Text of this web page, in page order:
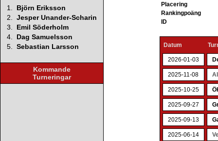
1.
Björn Eriksson
2. Jesper Unander-Scharin
3.
Emil Söderholm
4.
Dag Samuelsson
5. Sebastian Larsson
Kommande
Turneringar
Placering
Rankingpoäng
ID
Datum
2026-01-03
2025-11-08
2025-10-25
2025-09-27
2025-09-13
2025-06-14